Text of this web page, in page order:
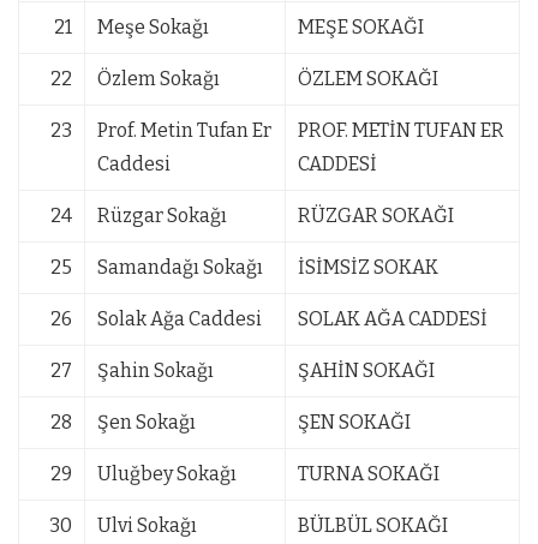
21 Meşe Sokağı MEŞE SOKAĞI
22 Özlem Sokağı ÖZLEM SOKAĞI
23
Prof. Metin Tufan Er
Caddesi
PROF. METİN TUFAN ER
CADDESİ
24 Rüzgar Sokağı RÜZGAR SOKAĞI
25 Samandağı Sokağı İSİMSİZ SOKAK
26 Solak Ağa Caddesi SOLAK AĞA CADDESİ
27 Şahin Sokağı ŞAHİN SOKAĞI
28 Şen Sokağı ŞEN SOKAĞI
29 Uluğbey Sokağı TURNA SOKAĞI
30 Ulvi Sokağı BÜLBÜL SOKAĞI